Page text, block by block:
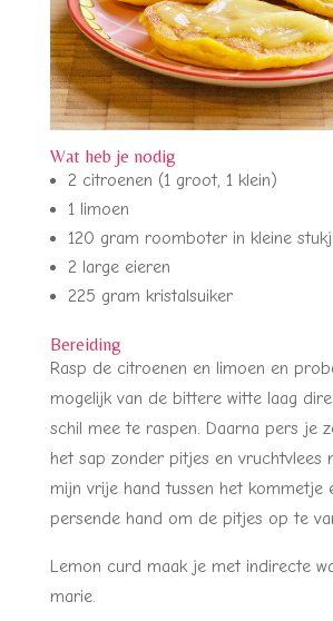
Wat heb je nodig
2 citroenen (1 groot, 1 klein)
1 limoen
120 gram roomboter in kleine
2 large eieren
225 gram kristalsuiker
Bereiding
Rasp de citroenen en limoen en
mogelijk van de bittere witte laag
schil mee te raspen. Daarna pers je
het sap zonder pitjes en vruchtvlees
mijn vrije hand tussen het kommetje
persende hand om de pitjes op te
Lemon curd maak je met indirecte
marie.